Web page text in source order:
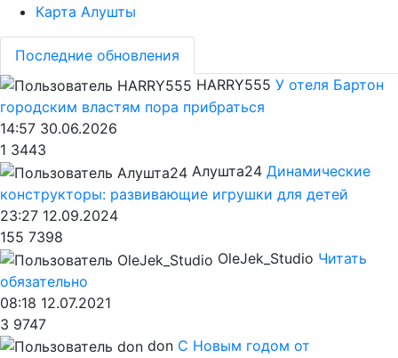
Карта Алушты
Последние обновления
HARRY555 У отеля Бартон
городским властям пора прибраться
14:57 30.06.2026
1 3443
Алушта24 Динамические
конструкторы: развивающие игрушки для детей
23:27 12.09.2024
155 7398
OleJek_Studio Читать
обязательно
08:18 12.07.2021
3 9747
don С Новым годом от